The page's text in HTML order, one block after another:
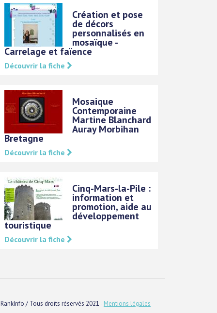
Création et pose
de décors
personnalisés en
mosaïque -
Carrelage et faïence
Découvrir la fiche
Mosaique
Contemporaine
Martine Blanchard
Auray Morbihan
Bretagne
Découvrir la fiche
Cinq-Mars-la-Pile :
information et
promotion, aide au
développement
touristique
Découvrir la fiche
/ Tous droits réservés 2021 - Mentions légales